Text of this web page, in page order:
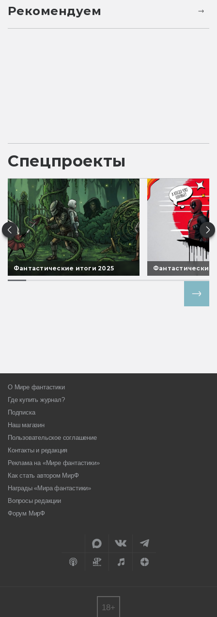
Рекомендуем
Спецпроекты
Фантастические итоги 2025 Фантастические
О Мире фантастики
Где купить журнал?
Подписка
Наш магазин
Пользовательское соглашение
Контакты и редакция
Реклама на «Мире фантастики»
Как стать автором МирФ
Награды «Мира фантастики»
Вопросы редакции
Форум МирФ
18+